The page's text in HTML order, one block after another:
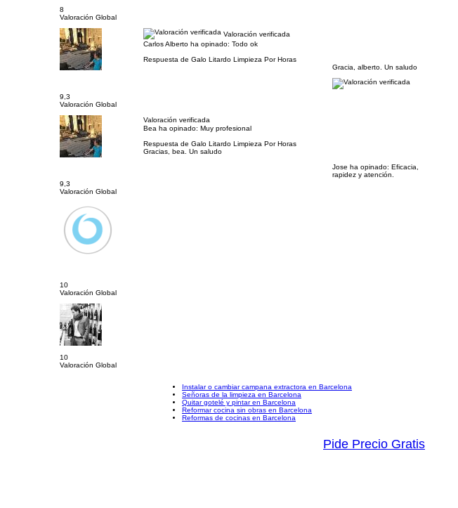
8
Valoración Global
9,3
Valoración Global
Valoración verificada
Carlos Alberto ha opinado: Todo ok
9,3
Valoración Global
Respuesta de Galo Litardo Limpieza Por Horas
Gracia, alberto. Un saludo
Valoración verificada
Bea ha opinado: Muy profesional
10
Valoración Global
Respuesta de Galo Litardo Limpieza Por Horas
Gracias, bea. Un saludo
Jose ha opinado: Eficacia,
rapidez y atención.
10
Valoración Global
Instalar o cambiar campana extractora en Barcelona
Señoras de la limpieza en Barcelona
Quitar gotelé y pintar en Barcelona
Reformar cocina sin obras en Barcelona
Reformas de cocinas en Barcelona
Pide Precio Gratis